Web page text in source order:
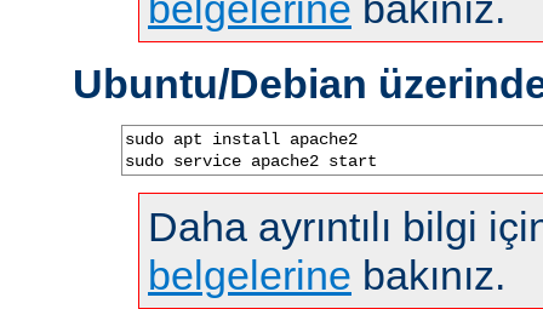
Ubuntu/Debian
sudo apt install apache2
sudo service apache2 start
Daha ayrıntılı bilgi
belgelerine bakınız.